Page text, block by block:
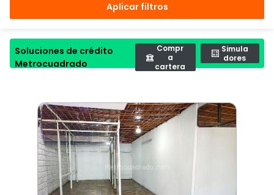
Aplicar filtros
Soluciones de crédito
Metrocuadrado
Compr
a
cartera
Simula
dores